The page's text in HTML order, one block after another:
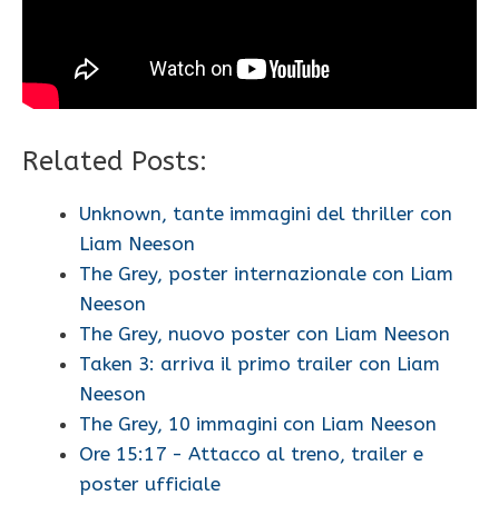
Related Posts:
Unknown, tante immagini del thriller con
Liam Neeson
The Grey, poster internazionale con Liam
Neeson
The Grey, nuovo poster con Liam Neeson
Taken 3: arriva il primo trailer con Liam
Neeson
The Grey, 10 immagini con Liam Neeson
Ore 15:17 - Attacco al treno, trailer e
poster ufficiale